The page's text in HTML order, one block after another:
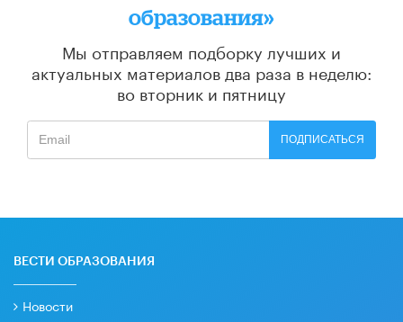
образования»
Мы отправляем подборку лучших и
актуальных материалов два раза в неделю:
во вторник и пятницу
ПОДПИСАТЬСЯ
ВЕСТИ ОБРАЗОВАНИЯ
Новости